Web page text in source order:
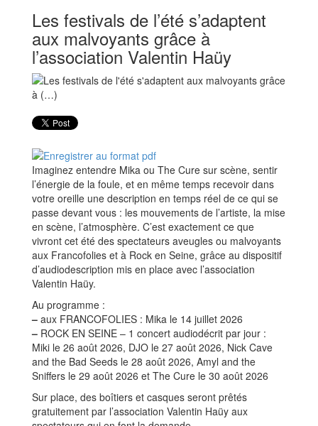
Les festivals de l’été s’adaptent
aux malvoyants grâce à
l’association Valentin Haüy
Imaginez entendre Mika ou The Cure sur scène, sentir
l’énergie de la foule, et en même temps recevoir dans
votre oreille une description en temps réel de ce qui se
passe devant vous : les mouvements de l’artiste, la mise
en scène, l’atmosphère. C’est exactement ce que
vivront cet été des spectateurs aveugles ou malvoyants
aux Francofolies et à Rock en Seine, grâce au dispositif
d’audiodescription mis en place avec l’association
Valentin Haüy.
Au programme :
– aux FRANCOFOLIES : Mika le 14 juillet 2026
– ROCK EN SEINE – 1 concert audiodécrit par jour :
Miki le 26 août 2026, DJO le 27 août 2026, Nick Cave
and the Bad Seeds le 28 août 2026, Amyl and the
Sniffers le 29 août 2026 et The Cure le 30 août 2026
Sur place, des boîtiers et casques seront prêtés
gratuitement par l’association Valentin Haüy aux